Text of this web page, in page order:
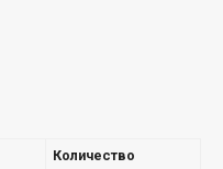
Количество